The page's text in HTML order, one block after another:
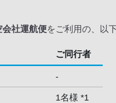
社運航便をご利用の、以
ご同行者
-
1名様 *1